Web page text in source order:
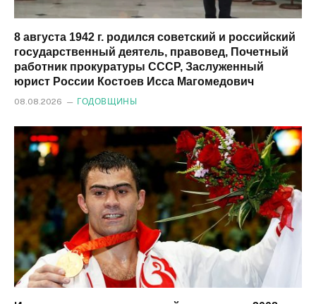
8 августа 1942 г. родился советский и российский
государственный деятель, правовед, Почетный
работник прокуратуры СССР, Заслуженный
юрист России Костоев Исса Магомедович
08.08.2026 ГОДОВЩИНЫ